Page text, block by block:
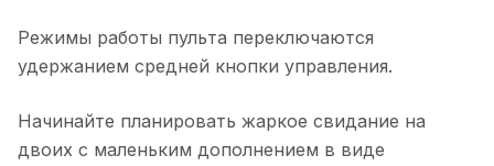
Режимы работы пульта переключаются
удержанием средней кнопки управления.
Начинайте планировать жаркое свидание на
двоих с маленьким дополнением в виде